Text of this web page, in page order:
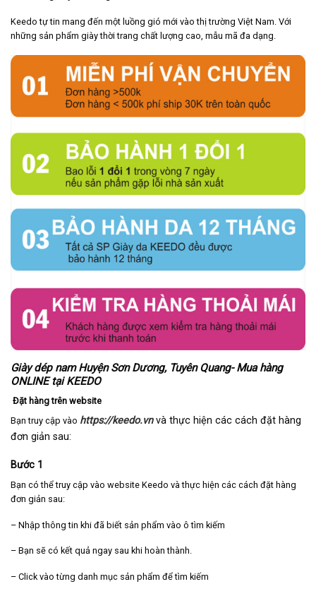
Keedo tự tin mang đến một luồng gió mới vào thị trường Việt Nam. Với
những sản phẩm giày thời trang chất lượng cao, mẫu mã đa dạng.
Giày dép nam Huyện Sơn Dương, Tuyên Quang- Mua hàng
ONLINE tại KEEDO
Đặt hàng trên website
Bạn truy cập vào https://keedo.vnvà thực hiện các cách đặt hàng
đơn giản sau:
Bước 1
Bạn có thể truy cập vào website Keedo và thực hiện các cách đặt hàng
đơn giản sau:
– Nhập thông tin khi đã biết sản phẩm vào ô tìm kiếm
– Bạn sẽ có kết quả ngay sau khi hoàn thành.
– Click vào từng danh mục sản phẩm để tìm kiếm